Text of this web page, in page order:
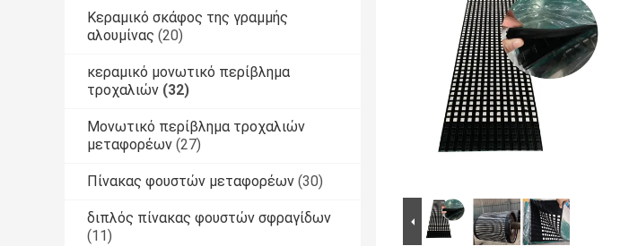
Κεραμικό σκάφος της γραμμής
αλουμίνας (20)
κεραμικό μονωτικό περίβλημα
τροχαλιών (32)
Μονωτικό περίβλημα τροχαλιών
μεταφορέων (27)
Πίνακας φουστών μεταφορέων (30)
διπλός πίνακας φουστών σφραγίδων
(11)